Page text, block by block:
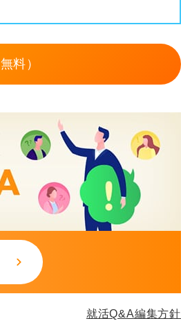
料）
就活Q&A編集方針